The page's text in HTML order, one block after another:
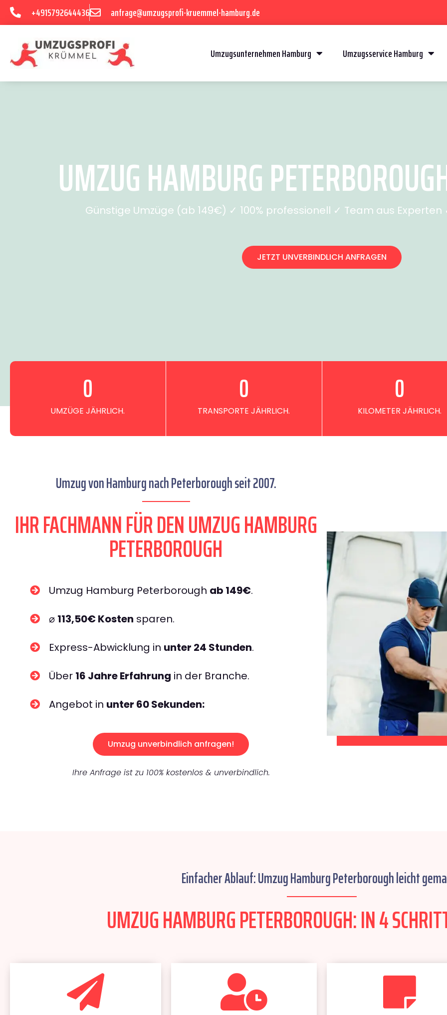
+4915792644436 anfrage@umzugsprofi-kruemmel-hamburg.de
Umzugsunternehmen Hamburg Umzugsservice Hamburg
UMZUG HAMBURG
Günstige Umzüge (ab 149€) ✓ 100% professionell ✓ Team aus
JETZT UNVERBINDLICH ANFRAGEN
UMZÜGE JÄHRLICH.
0
TRANSPORTE JÄHRLICH.
0
KILOMETER JÄHRLICH.
0
Umzug von Hamburg nach Peterborough seit 2007.
IHR FACHMANN FÜR DEN UMZUG HAMBURG
PETERBOROUGH
Umzug Hamburg Peterborough ab 149€.
⌀ 113,50€ Kosten sparen.
Express-Abwicklung in unter 24 Stunden.
Über 16 Jahre Erfahrung in der Branche.
Angebot in unter 60 Sekunden:
Umzug unverbindlich anfragen!
Ihre Anfrage ist zu 100% kostenlos & unverbindlich.
Einfacher Ablauf: Umzug Hamburg Peterborough leicht
UMZUG HAMBURG PETERBOROUGH: IN 4